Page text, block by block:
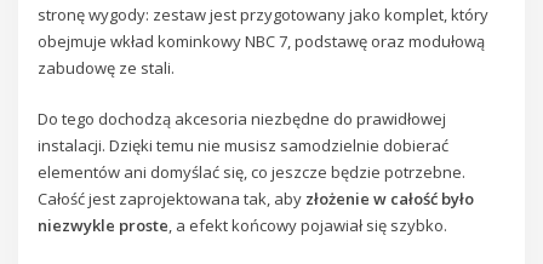
stronę wygody: zestaw jest przygotowany jako komplet, który
obejmuje wkład kominkowy NBC 7, podstawę oraz modułową
zabudowę ze stali.
Do tego dochodzą akcesoria niezbędne do prawidłowej
instalacji. Dzięki temu nie musisz samodzielnie dobierać
elementów ani domyślać się, co jeszcze będzie potrzebne.
Całość jest zaprojektowana tak, aby złożenie w całość było
niezwykle proste, a efekt końcowy pojawiał się szybko.